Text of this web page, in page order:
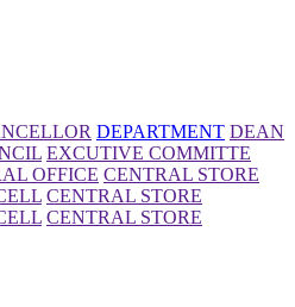
DEPARTMENT DEAN
EXCUTIVE COMMITTE
OFFICE CENTRAL STORE
CENTRAL STORE
CENTRAL STORE